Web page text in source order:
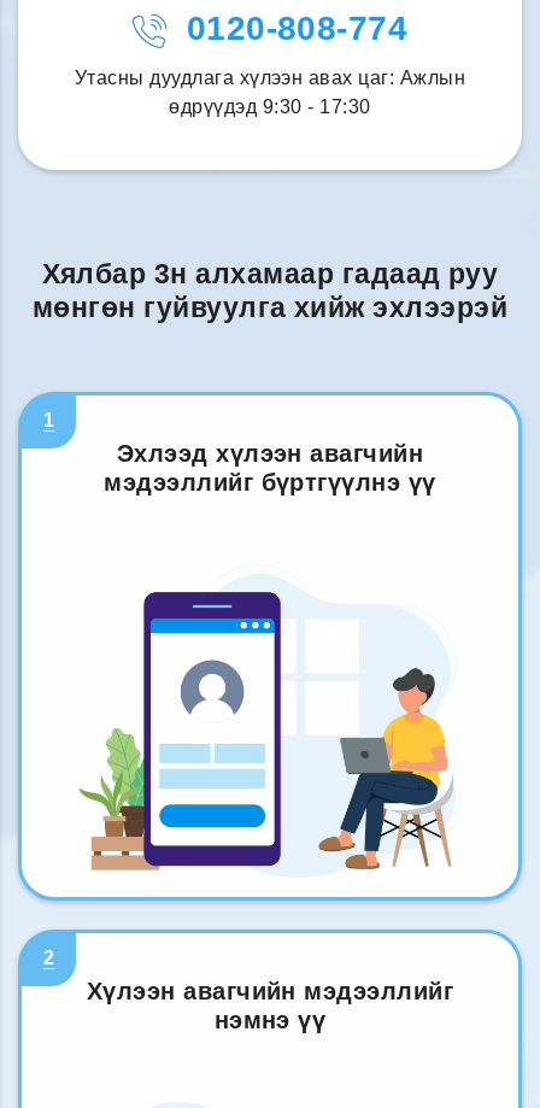
0120-808-774
Утасны дуудлага хүлээн авах цаг: Ажлын
өдрүүдэд 9:30 - 17:30
Хялбар 3н алхамаар гадаад руу
мөнгөн гуйвуулга хийж эхлээрэй
1
Эхлээд хүлээн авагчийн
мэдээллийг бүртгүүлнэ үү
2
Хүлээн авагчийн мэдээллийг
нэмнэ үү